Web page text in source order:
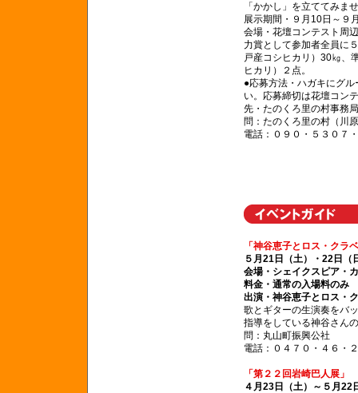
「かかし」を立ててみま
展示期間・９月10日～９
会場・花壇コンテスト周
力賞として参加者全員に
戸産コシヒカリ）30㎏、
ヒカリ）２点。
●応募方法・ハガキにグ
い。応募締切は花壇コン
先・たのくろ里の村事
問：たのくろ里の村（川
電話：０９０・５３０７
「神谷恵子とロス・ク
５月21日（土）・22日（
会場・シェイクスピア・
料金・通常の入場料のみ
出演・神谷恵子とロス・
歌とギターの生演奏をバ
指導をしている神谷さん
問：丸山町振興公社
電話：０４７０・４６・
「第２２回岩崎巴人展」
４月23日（土）～５月22